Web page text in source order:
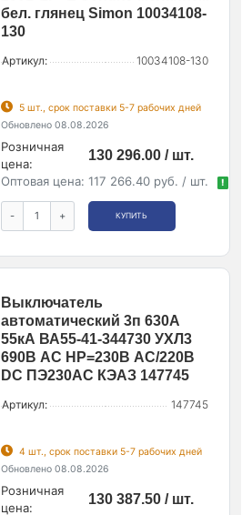
бел. глянец Simon 10034108-
130
Артикул: 10034108-130
5 шт., срок поставки 5-7 рабочих дней
Обновлено 08.08.2026
Розничная
цена:
130 296.00 / шт.
Оптовая цена: 117 266.40 руб. / шт. !
- + КУПИТЬ
Выключатель
автоматический 3п 630А
55кА ВА55-41-344730 УХЛ3
690В AC НР=230В AC/220В
DC ПЭ230AC КЭАЗ 147745
Артикул: 147745
4 шт., срок поставки 5-7 рабочих дней
Обновлено 08.08.2026
Розничная
цена:
130 387.50 / шт.